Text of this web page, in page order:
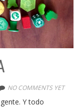
NO COMMENTS YET
Y todo